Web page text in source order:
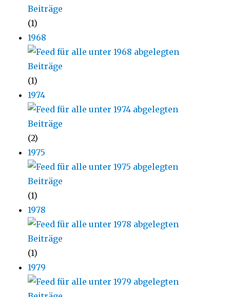
(1)
1968
(1)
1974
(2)
1975
(1)
1978
(1)
1979